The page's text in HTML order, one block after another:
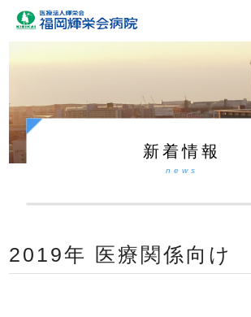
新着情報
news
2019年 医療関係向け